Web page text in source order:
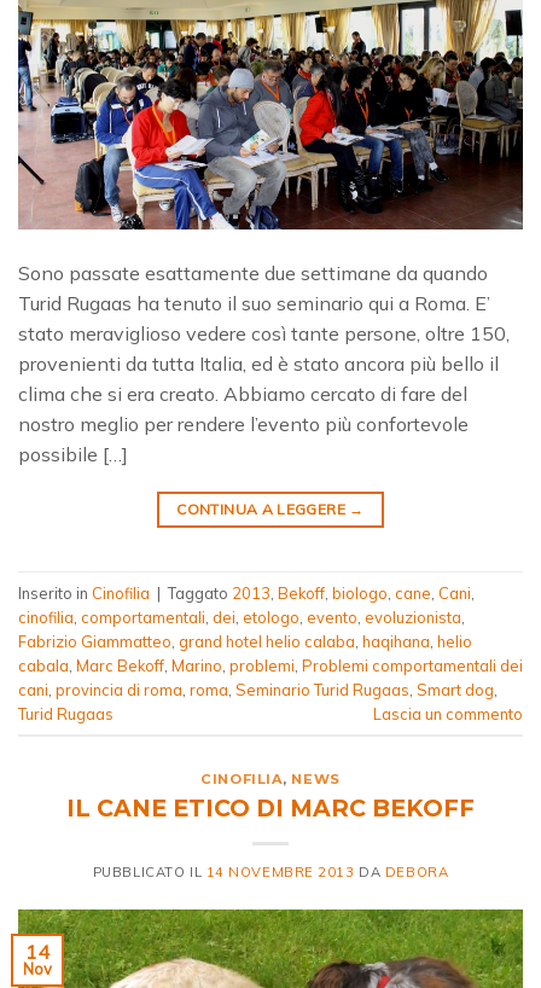
Sono passate esattamente due settimane da quando
Turid Rugaas ha tenuto il suo seminario qui a Roma. E’
stato meraviglioso vedere così tante persone, oltre 150,
provenienti da tutta Italia, ed è stato ancora più bello il
clima che si era creato. Abbiamo cercato di fare del
nostro meglio per rendere l’evento più confortevole
possibile […]
CONTINUA A LEGGERE →
Inserito in Cinofilia | Taggato 2013 Bekoff biologo cane Cani
cinofilia comportamentali dei etologo evento evoluzionista
Fabrizio Giammatteo grand hotel helio calaba haqihana helio
cabala Marc Bekoff Marino problemi Problemi comportamentali dei
cani provincia di roma roma Seminario Turid Rugaas Smart dog
Turid Rugaas
Lascia un commento
CINOFILIA, NEWS
IL CANE ETICO DI MARC BEKOFF
PUBBLICATO IL 14 NOVEMBRE 2013 DA DEBORA
14
Nov